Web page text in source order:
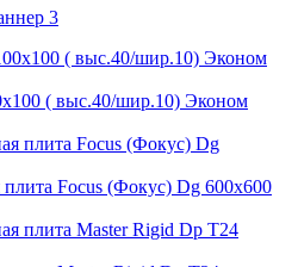
( выс.40/шир.10) Эконом
Focus (Фокус) Dg 600x600